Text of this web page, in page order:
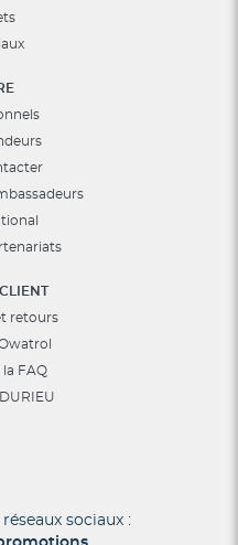
retours
FAQ
sociaux :